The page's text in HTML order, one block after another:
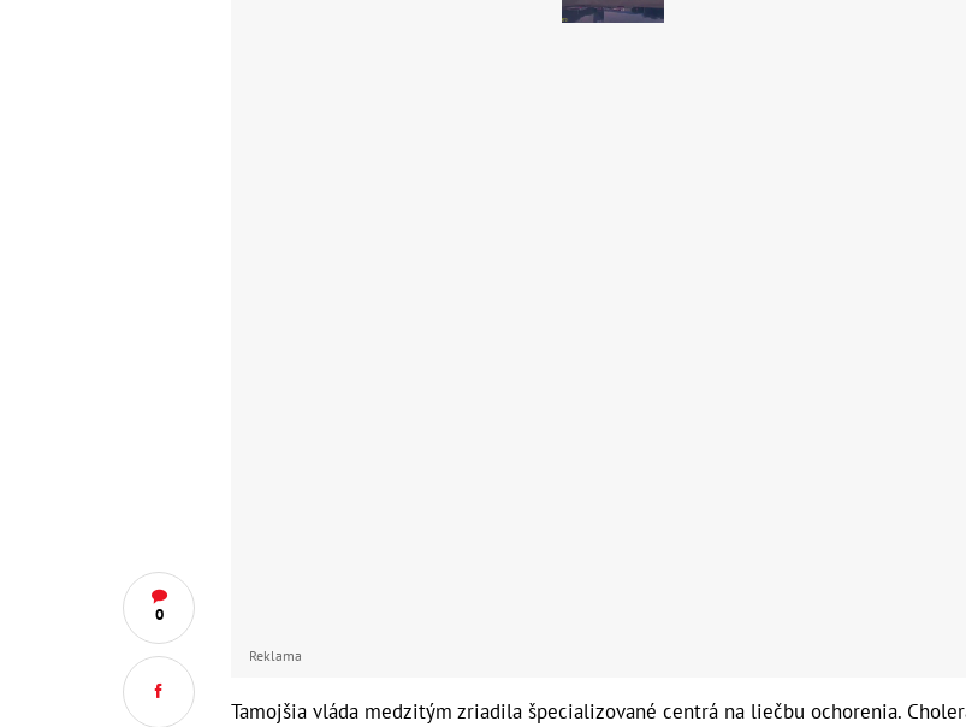
0
Reklama
Tamojšia vláda medzitým zriadila špecializované centrá na liečbu ochorenia.